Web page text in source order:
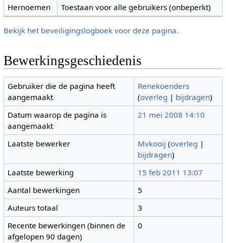
Hernoemen
Toestaan voor alle gebruikers (onbeperkt)
Bekijk het beveiligingslogboek voor deze pagina.
Bewerkingsgeschiedenis
Gebruiker die de pagina heeft
aangemaakt
Renekoenders
(overleg | bijdragen)
Datum waarop de pagina is
aangemaakt
21 mei 2008 14:10
Laatste bewerker Mvkooij (overleg |
bijdragen)
Laatste bewerking
15 feb 2011 13:07
Aantal bewerkingen
5
Auteurs totaal
3
Recente bewerkingen (binnen de
afgelopen 90 dagen)
0